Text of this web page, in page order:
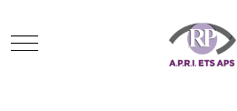
Mobile Menu Toggle